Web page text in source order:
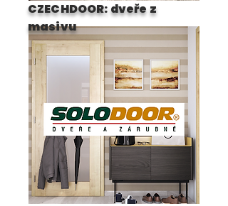
CZECHDOOR: dveře z
masivu